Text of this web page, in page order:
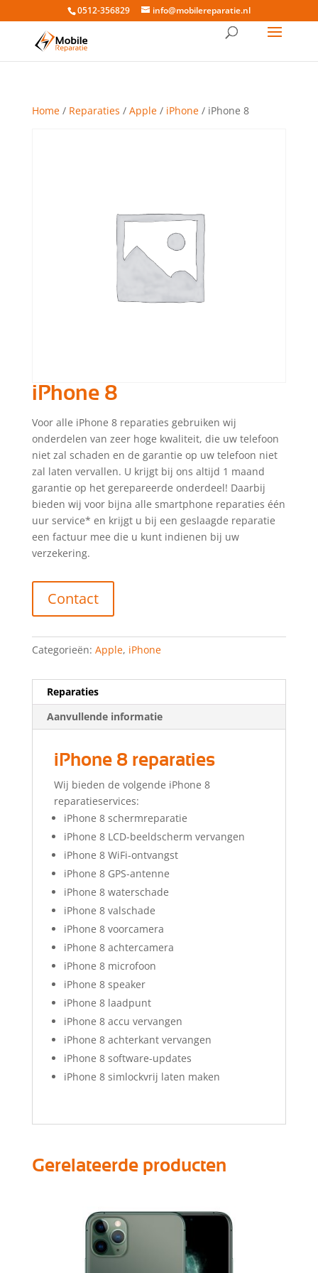
0512-356829 info@mobilereparatie.nl
Home/ Reparaties / Apple/ iPhone/ iPhone 8
iPhone 8
Voor alle iPhone 8 reparaties gebruiken wij
onderdelen van zeer hoge kwaliteit, die uw telefoon
niet zal schaden en de garantie op uw telefoon niet
zal laten vervallen. U krijgt bij ons altijd 1 maand
garantie op het gerepareerde onderdeel! Daarbij
bieden wij voor bijna alle smartphone reparaties één
uur service* en krijgt u bij een geslaagde reparatie
een factuur mee die u kunt indienen bij uw
verzekering.
Contact
Categorieën: Apple, iPhone
Reparaties
Aanvullende informatie
iPhone 8 reparaties
Wij bieden de volgende iPhone 8
reparatieservices:
iPhone 8 schermreparatie
iPhone 8 LCD-beeldscherm vervangen
iPhone 8 WiFi-ontvangst
iPhone 8 GPS-antenne
iPhone 8 waterschade
iPhone 8 valschade
iPhone 8 voorcamera
iPhone 8 achtercamera
iPhone 8 microfoon
iPhone 8 speaker
iPhone 8 laadpunt
iPhone 8 accu vervangen
iPhone 8 achterkant vervangen
iPhone 8 software-updates
iPhone 8 simlockvrij laten maken
Gerelateerde producten